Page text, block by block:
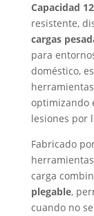
Capacidad
resistente,
cargas
para
doméstico,
optimizando
lesiones por
Fabricado
carga
plegable,
cuando no